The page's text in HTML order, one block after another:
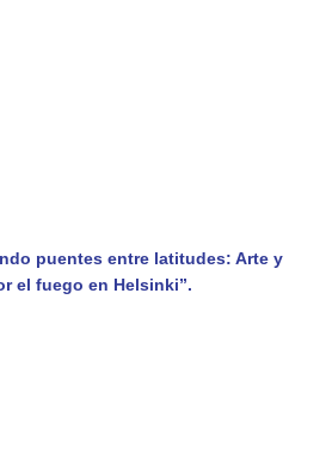
puentes entre latitudes: Arte y
el fuego en Helsinki”.